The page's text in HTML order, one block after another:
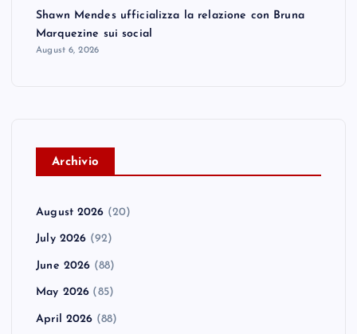
Shawn Mendes ufficializza la relazione con Bruna
Marquezine sui social
August 6, 2026
Archivio
August 2026 (20)
July 2026 (92)
June 2026 (88)
May 2026 (85)
April 2026 (88)